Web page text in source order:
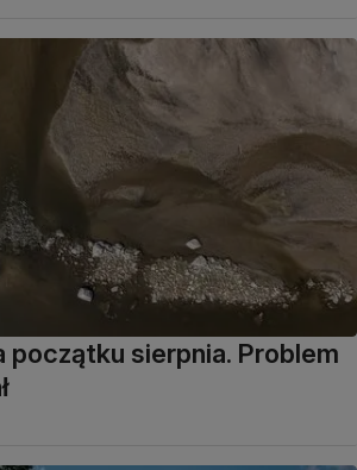
początku sierpnia. Problem